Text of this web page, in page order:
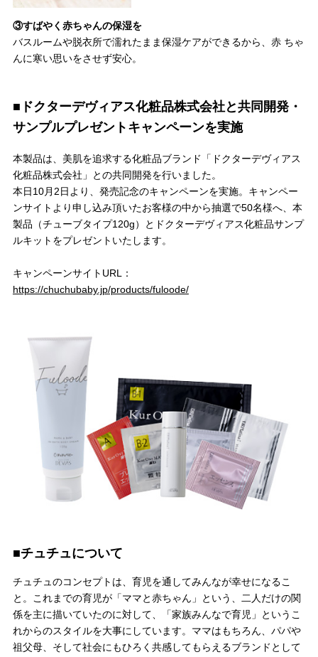
③すばやく赤ちゃんの保湿を
バスルームや脱衣所で濡れたまま保湿ケアができるから、赤 ちゃ
んに寒い思いをさせず安心。
■ドクターデヴィアス化粧品株式会社と共同開発・
サンプルプレゼントキャンペーンを実施
本製品は、美肌を追求する化粧品ブランド「ドクターデヴィアス
化粧品株式会社」との共同開発を行いました。
本日10月2日より、発売記念のキャンペーンを実施。キャンペー
ンサイトより申し込み頂いたお客様の中から抽選で50名様へ、本
製品（チューブタイプ120g）とドクターデヴィアス化粧品サンプ
ルキットをプレゼントいたします。
キャンペーンサイトURL：
https://chuchubaby.jp/products/fuloode/
■チュチュについて
チュチュのコンセプトは、育児を通してみんなが幸せになるこ
と。これまでの育児が「ママと赤ちゃん」という、二人だけの関
係を主に描いていたのに対して、「家族みんなで育児」というこ
れからのスタイルを大事にしています。ママはもちろん、パパや
祖父母、そして社会にもひろく共感してもらえるブランドとして